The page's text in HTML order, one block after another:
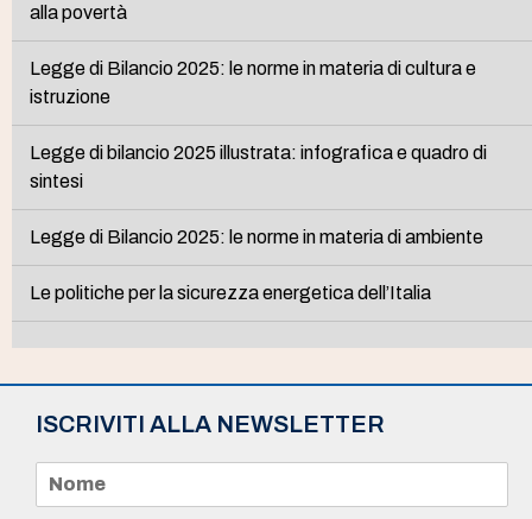
alla povertà
Legge di Bilancio 2025: le norme in materia di cultura e
istruzione
Legge di bilancio 2025 illustrata: infografica e quadro di
sintesi
Legge di Bilancio 2025: le norme in materia di ambiente
Le politiche per la sicurezza energetica dell’Italia
ISCRIVITI ALLA NEWSLETTER
m